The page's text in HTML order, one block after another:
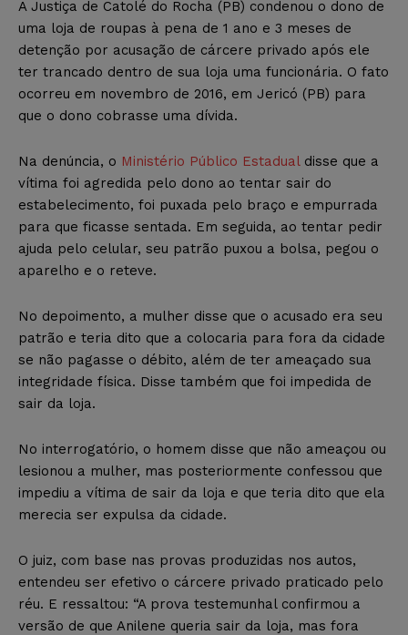
A Justiça de Catolé do Rocha (PB) condenou o dono de
uma loja de roupas à pena de 1 ano e 3 meses de
detenção por acusação de cárcere privado após ele
ter trancado dentro de sua loja uma funcionária. O fato
ocorreu em novembro de 2016, em Jericó (PB) para
que o dono cobrasse uma dívida.
Na denúncia, o Ministério Público Estadualdisse que a
vítima foi agredida pelo dono ao tentar sair do
estabelecimento, foi puxada pelo braço e empurrada
para que ficasse sentada. Em seguida, ao tentar pedir
ajuda pelo celular, seu patrão puxou a bolsa, pegou o
aparelho e o reteve.
No depoimento, a mulher disse que o acusado era seu
patrão e teria dito que a colocaria para fora da cidade
se não pagasse o débito, além de ter ameaçado sua
integridade física. Disse também que foi impedida de
sair da loja.
No interrogatório, o homem disse que não ameaçou ou
lesionou a mulher, mas posteriormente confessou que
impediu a vítima de sair da loja e que teria dito que ela
merecia ser expulsa da cidade.
O juiz, com base nas provas produzidas nos autos,
entendeu ser efetivo o cárcere privado praticado pelo
réu. E ressaltou: “A prova testemunhal confirmou a
versão de que Anilene queria sair da loja, mas fora